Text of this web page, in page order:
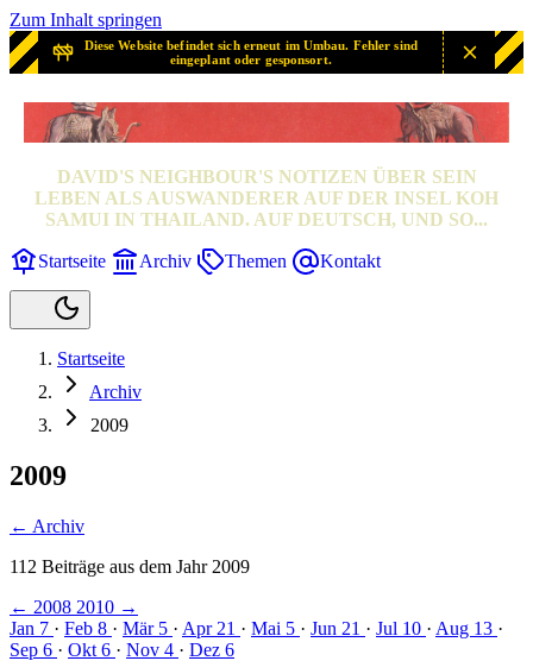
Zum Inhalt springen
Diese Website befindet sich erneut im Umbau. Fehler sind
eingeplant oder gesponsort.
SAMUI? SAMUI!
DAVID'S NEIGHBOUR'S NOTIZEN ÜBER SEIN
LEBEN ALS AUSWANDERER AUF DER INSEL KOH
SAMUI IN THAILAND. AUF DEUTSCH, UND SO...
Startseite Archiv Themen Kontakt
Startseite
Archiv
2009
2009
← Archiv
112 Beiträge aus dem Jahr 2009
← 2008 2010 →
Jan 7 · Feb 8 · Mär 5 · Apr 21 · Mai 5 · Jun 21 · Jul 10 · Aug 13 ·
Sep 6 · Okt 6 · Nov 4 · Dez 6